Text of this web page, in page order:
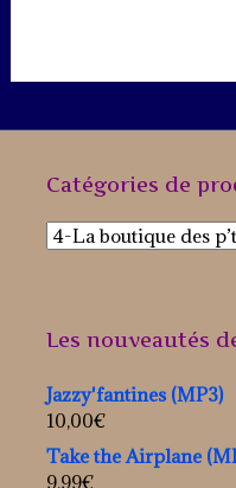
Catégories de
Les nouveautés
Jazzy'fantines (MP3)
10,00€
Take the Airplane
9,99€